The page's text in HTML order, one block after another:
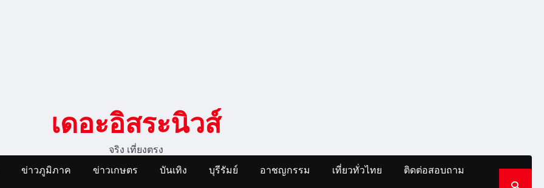
เดอะอิสระนิวส์
จริง เที่ยงตรง
ข่าวภูมิภาค ข่าวเกษตร บันเทิง บุรีรัมย์ อาชญกรรม เที่ยวทั่วไทย ติดต่อสอบถาม